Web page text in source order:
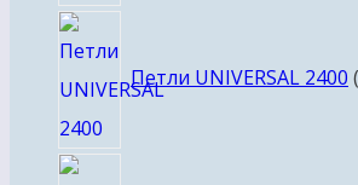
Петли UNIVERSAL 2400